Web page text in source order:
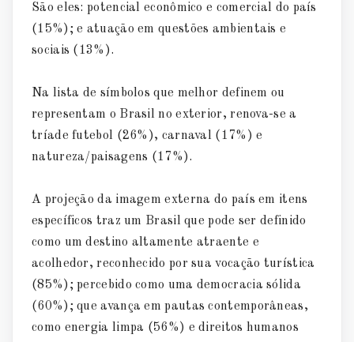
São eles: potencial econômico e comercial do país
(15%); e atuação em questões ambientais e
sociais (13%).
Na lista de símbolos que melhor definem ou
representam o Brasil no exterior, renova-se a
tríade futebol (26%), carnaval (17%) e
natureza/paisagens (17%).
A projeção da imagem externa do país em itens
específicos traz um Brasil que pode ser definido
como um destino altamente atraente e
acolhedor, reconhecido por sua vocação turística
(85%); percebido como uma democracia sólida
(60%); que avança em pautas contemporâneas,
como energia limpa (56%) e direitos humanos